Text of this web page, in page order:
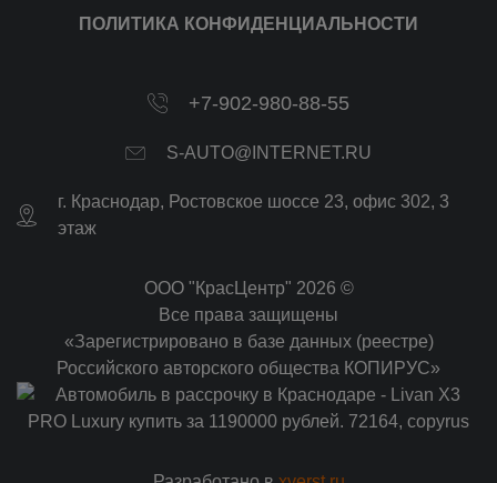
ПОЛИТИКА КОНФИДЕНЦИАЛЬНОСТИ
+7-902-980-88-55
S-AUTO@INTERNET.RU
г. Краснодар, Ростовское шоссе 23, офис 302, 3
этаж
ООО "КрасЦентр" 2026 ©
Все права защищены
«Зарегистрировано в базе данных (реестре)
Российского авторского общества КОПИРУС»